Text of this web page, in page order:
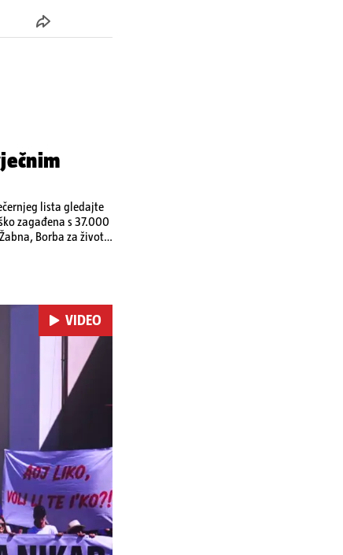
lista gledajte
zagađena s 37.000
Borba za život
VIDEO